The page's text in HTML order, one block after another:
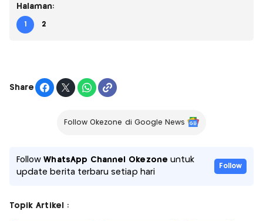
Halaman:
1 2
Share
Follow Okezone di Google News
FollowWhatsApp Channel Okezone untuk
update berita terbaru setiap hari
Follow
Topik Artikel :